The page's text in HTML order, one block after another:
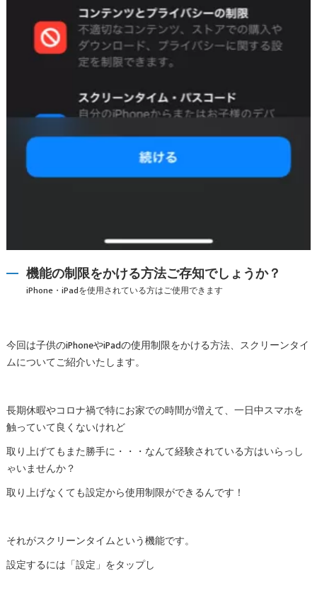
機能の制限をかける方法ご存知でしょうか？
iPhone・iPadを使用されている方はご使用できます
今回は子供のiPhoneやiPadの使用制限をかける方法、スクリーンタイ
ムについてご紹介いたします。
長期休暇やコロナ禍で特にお家での時間が増えて、一日中スマホを
触っていて良くないけれど
取り上げてもまた勝手に・・・なんて経験されている方はいらっし
ゃいませんか？
取り上げなくても設定から使用制限ができるんです！
それがスクリーンタイムという機能です。
設定するには「設定」をタップし